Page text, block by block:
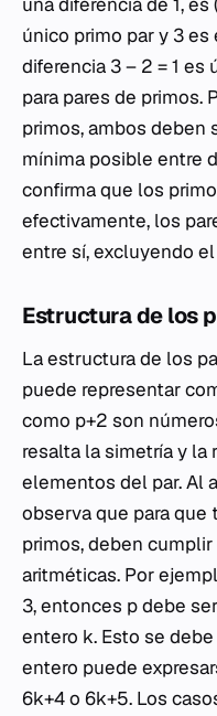
único primo par y 3 es
diferencia 3 – 2 = 1 es
para pares de primos.
primos, ambos deben
mínima posible entre
confirma que los
efectivamente, los
entre sí, excluyendo
Estructura de los
La estructura de los
puede representar
como p+2 son
resalta la simetría y la
elementos del par. Al
observa que para que
primos, deben
aritméticas. Por
3, entonces p debe
entero k. Esto se
entero puede
6k+4 o 6k+5. Los